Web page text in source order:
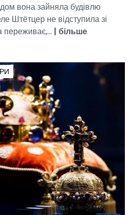
вона зайняла будівлю
Штётцер не відступила зі
переживає,... | більше